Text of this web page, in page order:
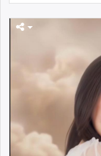
isee.mn
itoim.mn
tvmongolia.mn